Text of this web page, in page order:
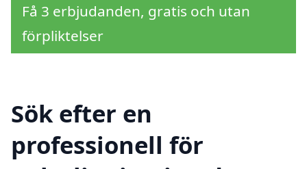
Få 3 erbjudanden, gratis och utan
förpliktelser
Sök efter en
professionell för